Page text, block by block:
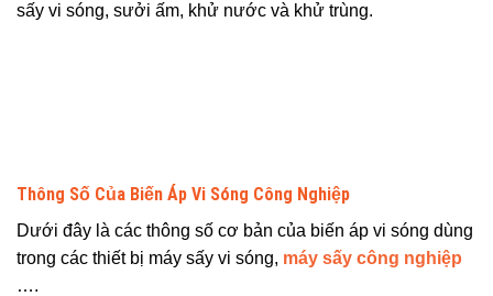
sấy vi sóng, sưởi ấm, khử nước và khử trùng.
Thông Số Của Biến Áp Vi Sóng Công Nghiệp
Dưới đây là các thông số cơ bản của biến áp vi sóng dùng
trong các thiết bị máy sấy vi sóng, máy sấy công nghiệp
….